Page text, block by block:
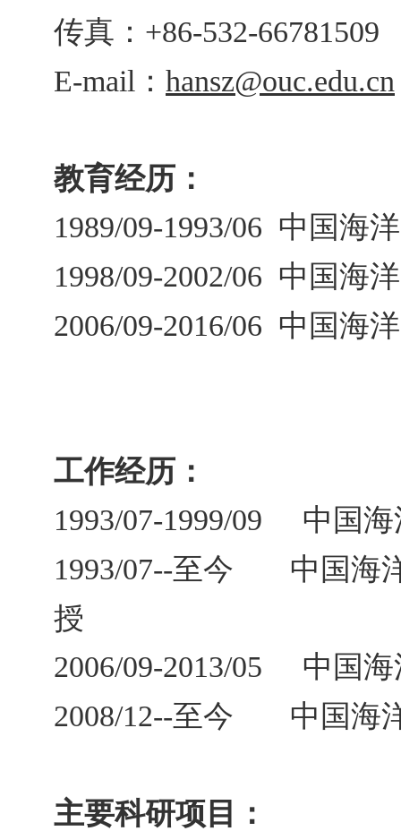
传真： +86-532-66781509
E-mail ： hansz@ouc.edu.cn
教育经历：
1989/09-1993/06 中国海
1998/09-2002/06 中国海
2006/09-2016/06 中国海
工作经历：
1993/07-1999/09 中国
1993/07--至今 中国海
授
2006/09-2013/05 中国
2008/12--至今 中国海洋
主要科研项目：